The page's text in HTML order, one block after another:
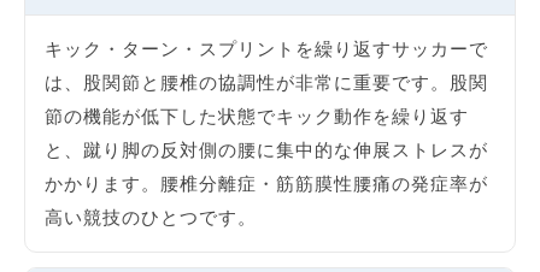
キック・ターン・スプリントを繰り返すサッカーで
は、股関節と腰椎の協調性が非常に重要です。股関
節の機能が低下した状態でキック動作を繰り返す
と、蹴り脚の反対側の腰に集中的な伸展ストレスが
かかります。腰椎分離症・筋筋膜性腰痛の発症率が
高い競技のひとつです。